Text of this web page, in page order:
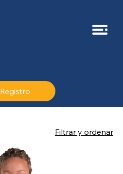
Registro
Filtrar y ordenar